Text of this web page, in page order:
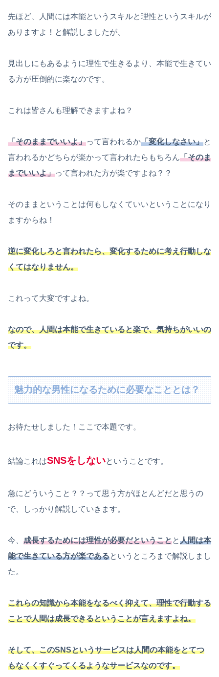
先ほど、人間には本能というスキルと理性というスキルが
ありますよ！と解説しましたが、
見出しにもあるように理性で生きるより、本能で生きてい
る方が圧倒的に楽なのです。
これは皆さんも理解できますよね？
「そのままでいいよ」って言われるか「変化しなさい」と
言われるかどちらが楽かって言われたらもちろん「そのま
までいいよ」って言われた方が楽ですよね？？
そのままということは何もしなくていいということになり
ますからね！
逆に変化しろと言われたら、変化するために考え行動しな
くてはなりません。
これって大変ですよね。
なので、人間は本能で生きていると楽で、気持ちがいいの
です。
魅力的な男性になるために必要なこととは？
お待たせしました！ここで本題です。
結論これはSNSをしないということです。
急にどういうこと？？って思う方がほとんどだと思うの
で、しっかり解説していきます。
今、 成長するためには理性が必要だということと人間は本
能で生きている方が楽であるというところまで解説しまし
た。
これらの知識から本能をなるべく抑えて、理性で行動する
ことで人間は成長できるということが言えますよね。
そして、このSNSというサービスは人間の本能をとてつ
もなくくすぐってくるようなサービスなのです。